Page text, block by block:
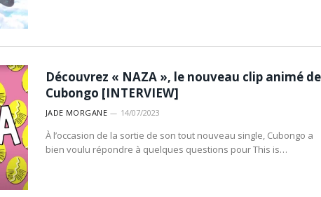
Découvrez « NAZA », le nouveau clip animé de
Cubongo [INTERVIEW]
JADE MORGANE 14/07/2023
À l’occasion de la sortie de son tout nouveau single, Cubongo a
bien voulu répondre à quelques questions pour This is…